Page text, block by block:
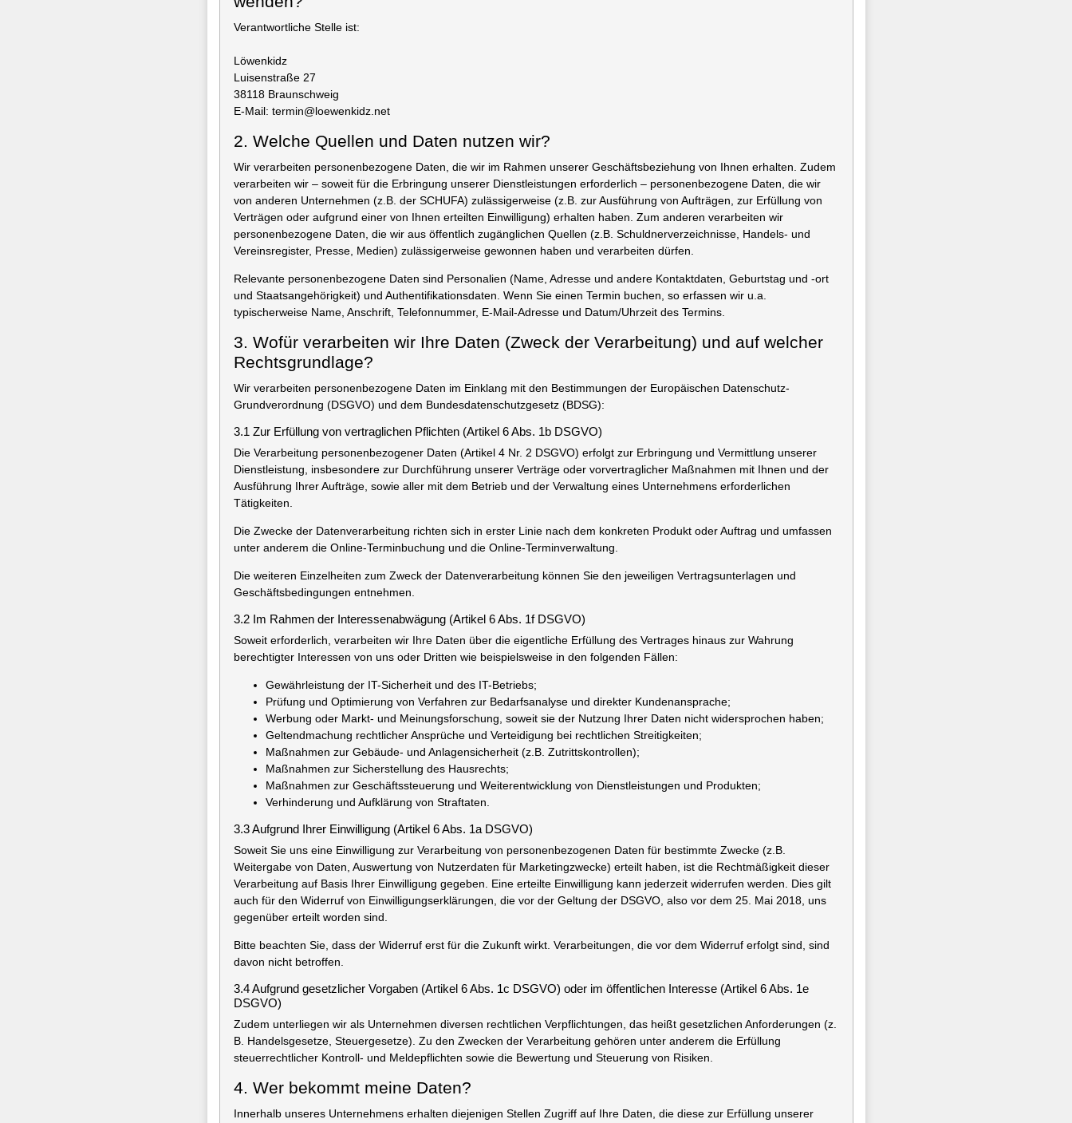
Verantwortliche Stelle ist:
Löwenkidz
Luisenstraße 27
38118 Braunschweig
E-Mail: termin@loewenkidz.net
2. Welche Quellen und Daten nutzen wir?
Wir verarbeiten personenbezogene Daten, die wir im Rahmen unserer Geschäftsbeziehung von Ihnen erhalten. Zudem
verarbeiten wir – soweit für die Erbringung unserer Dienstleistungen erforderlich – personenbezogene Daten, die wir
von anderen Unternehmen (z.B. der SCHUFA) zulässigerweise (z.B. zur Ausführung von Aufträgen, zur Erfüllung von
Verträgen oder aufgrund einer von Ihnen erteilten Einwilligung) erhalten haben. Zum anderen verarbeiten wir
personenbezogene Daten, die wir aus öffentlich zugänglichen Quellen (z.B. Schuldnerverzeichnisse, Handels- und
Vereinsregister, Presse, Medien) zulässigerweise gewonnen haben und verarbeiten dürfen.
Relevante personenbezogene Daten sind Personalien (Name, Adresse und andere Kontaktdaten, Geburtstag und -ort
und Staatsangehörigkeit) und Authentifikationsdaten. Wenn Sie einen Termin buchen, so erfassen wir u.a.
typischerweise Name, Anschrift, Telefonnummer, E-Mail-Adresse und Datum/Uhrzeit des Termins.
3. Wofür verarbeiten wir Ihre Daten (Zweck der Verarbeitung) und auf welcher
Rechtsgrundlage?
Wir verarbeiten personenbezogene Daten im Einklang mit den Bestimmungen der Europäischen Datenschutz-
Grundverordnung (DSGVO) und dem Bundesdatenschutzgesetz (BDSG):
3.1 Zur Erfüllung von vertraglichen Pflichten (Artikel 6 Abs. 1b DSGVO)
Die Verarbeitung personenbezogener Daten (Artikel 4 Nr. 2 DSGVO) erfolgt zur Erbringung und Vermittlung unserer
Dienstleistung, insbesondere zur Durchführung unserer Verträge oder vorvertraglicher Maßnahmen mit Ihnen und der
Ausführung Ihrer Aufträge, sowie aller mit dem Betrieb und der Verwaltung eines Unternehmens erforderlichen
Tätigkeiten.
Die Zwecke der Datenverarbeitung richten sich in erster Linie nach dem konkreten Produkt oder Auftrag und umfassen
unter anderem die Online-Terminbuchung und die Online-Terminverwaltung.
Die weiteren Einzelheiten zum Zweck der Datenverarbeitung können Sie den jeweiligen Vertragsunterlagen und
Geschäftsbedingungen entnehmen.
3.2 Im Rahmen der Interessenabwägung (Artikel 6 Abs. 1f DSGVO)
Soweit erforderlich, verarbeiten wir Ihre Daten über die eigentliche Erfüllung des Vertrages hinaus zur Wahrung
berechtigter Interessen von uns oder Dritten wie beispielsweise in den folgenden Fällen:
Gewährleistung der IT-Sicherheit und des IT-Betriebs;
Prüfung und Optimierung von Verfahren zur Bedarfsanalyse und direkter Kundenansprache;
Werbung oder Markt- und Meinungsforschung, soweit sie der Nutzung Ihrer Daten nicht widersprochen haben;
Geltendmachung rechtlicher Ansprüche und Verteidigung bei rechtlichen Streitigkeiten;
Maßnahmen zur Gebäude- und Anlagensicherheit (z.B. Zutrittskontrollen);
Maßnahmen zur Sicherstellung des Hausrechts;
Maßnahmen zur Geschäftssteuerung und Weiterentwicklung von Dienstleistungen und Produkten;
Verhinderung und Aufklärung von Straftaten.
3.3 Aufgrund Ihrer Einwilligung (Artikel 6 Abs. 1a DSGVO)
Soweit Sie uns eine Einwilligung zur Verarbeitung von personenbezogenen Daten für bestimmte Zwecke (z.B.
Weitergabe von Daten, Auswertung von Nutzerdaten für Marketingzwecke) erteilt haben, ist die Rechtmäßigkeit dieser
Verarbeitung auf Basis Ihrer Einwilligung gegeben. Eine erteilte Einwilligung kann jederzeit widerrufen werden. Dies gilt
auch für den Widerruf von Einwilligungserklärungen, die vor der Geltung der DSGVO, also vor dem 25. Mai 2018, uns
gegenüber erteilt worden sind.
Bitte beachten Sie, dass der Widerruf erst für die Zukunft wirkt. Verarbeitungen, die vor dem Widerruf erfolgt sind, sind
davon nicht betroffen.
3.4 Aufgrund gesetzlicher Vorgaben (Artikel 6 Abs. 1c DSGVO) oder im öffentlichen Interesse (Artikel 6 Abs. 1e
DSGVO)
Zudem unterliegen wir als Unternehmen diversen rechtlichen Verpflichtungen, das heißt gesetzlichen Anforderungen (z.
B. Handelsgesetze, Steuergesetze). Zu den Zwecken der Verarbeitung gehören unter anderem die Erfüllung
steuerrechtlicher Kontroll- und Meldepflichten sowie die Bewertung und Steuerung von Risiken.
4. Wer bekommt meine Daten?
Innerhalb unseres Unternehmens erhalten diejenigen Stellen Zugriff auf Ihre Daten, die diese zur Erfüllung unserer